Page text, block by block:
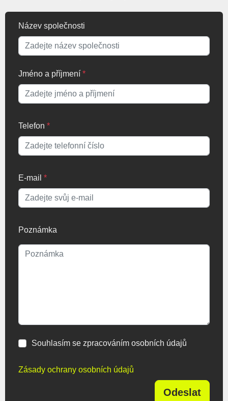
Název společnosti
Jméno a příjmení *
Telefon *
E-mail *
Poznámka
Souhlasím se zpracováním osobních údajů
Zásady ochrany osobních údajů
Odeslat